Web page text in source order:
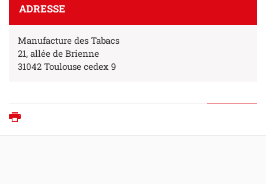
ADRESSE
Manufacture des Tabacs
21, allée de Brienne
31042 Toulouse cedex 9